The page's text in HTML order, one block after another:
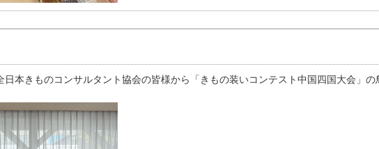
日本きものコンサルタント協会の皆様から「きもの装いコンテスト中国四国大会」